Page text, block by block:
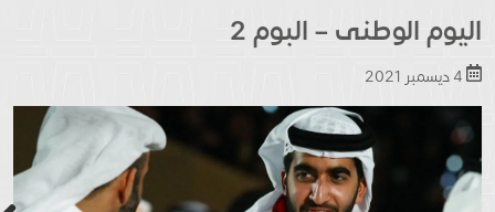
اليوم الوطنى – البوم 2